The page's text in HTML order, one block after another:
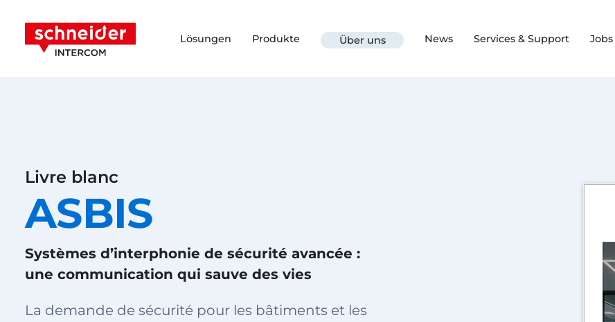
Lösungen Produkte Über uns News Services & Support Jobs
Livre blanc
ASBIS
Systèmes d’interphonie de sécurité avancée :
une communication qui sauve des vies
La demande de sécurité pour les bâtiments et les